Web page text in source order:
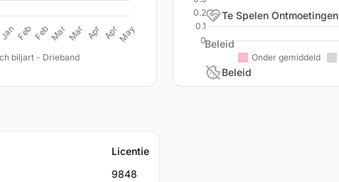
Licentie
9848
Te Spelen Ontmoetingen
Beleid
Beleid